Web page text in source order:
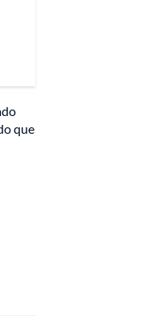
que